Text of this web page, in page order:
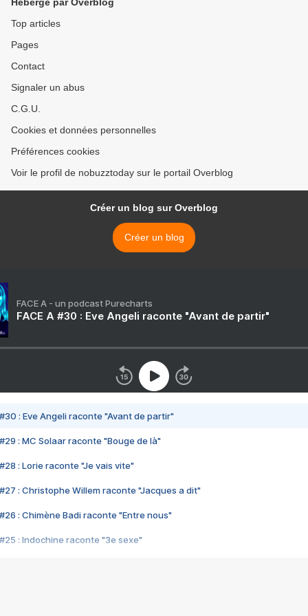
Top articles
Pages
Contact
Signaler un abus
C.G.U.
Cookies et données personnelles
Préférences cookies
Voir le profil de nobuzztoday sur le portail Overblog
Créer un blog sur Overblog
Créer un blog
FACE A - un podcast Purecharts
FACE A #30 : Eve Angeli raconte "Avant de partir"
#30 : Eve Angeli raconte "Avant de partir"
#29 : MC Solaar raconte "Bouge de là"
#28 : Lorie raconte "Je vais vite"
#27 : Christophe Willem raconte "Jacques a dit"
#26 : Chimène Badi raconte "Entre nous"
#25 : Indochine raconte "3e sexe"